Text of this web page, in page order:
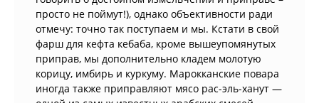
просто не поймут!), однако объективности ради
отмечу: точно так поступаем и мы. Кстати в свой
фарш для кефта кебаба, кроме вышеупомянутых
приправ, мы дополнительно кладем молотую
корицу, имбирь и куркуму. Марокканские повара
иногда также приправляют мясо рас-эль-ханут —